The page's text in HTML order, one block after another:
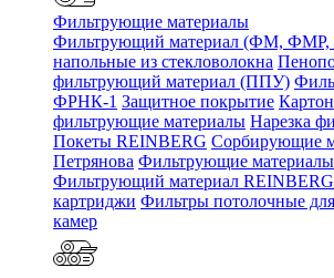
Фильтрующие материалы
Фильтрующий материал (ФМ,
напольные из стекловолокна
фильтрующий материал (ППУ)
ФРНК-1 Защитное покрытие
фильтрующие материалы Нарезка
Покеты REINBERG Сорбирующие
Петрянова Фильтрующие
Фильтрующий материал REINBERG
картриджи Фильтры потолочные
камер